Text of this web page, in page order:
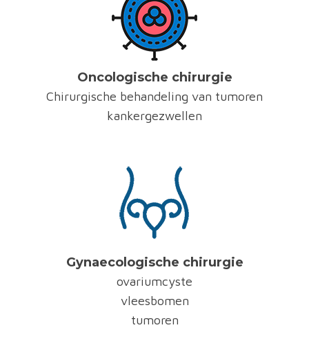
Oncologische chirurgie
Chirurgische behandeling van tumoren
kankergezwellen
Gynaecologische chirurgie
ovariumcyste
vleesbomen
tumoren